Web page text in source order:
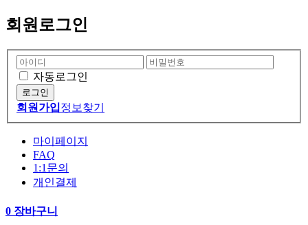
회원로그인
자동로그인
회원가입정보찾기
마이페이지
FAQ
1:1문의
개인결제
0 장바구니